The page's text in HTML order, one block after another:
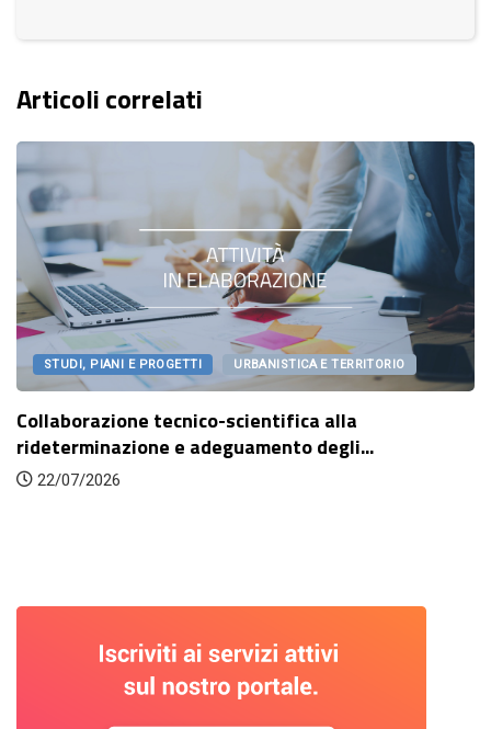
Articoli correlati
STUDI, PIANI E PROGETTI URBANISTICA E TERRITORIO
Collaborazione tecnico-scientifica alla
rideterminazione e adeguamento degli...
22/07/2026